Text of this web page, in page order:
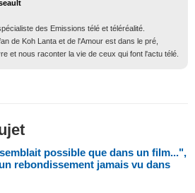
des Emissions télé et téléréalité.
de Koh Lanta et de l'Amour est dans le pré,
et nous raconter la vie de ceux qui font l'actu télé.
possible que dans un film...",
rebondissement jamais vu dans